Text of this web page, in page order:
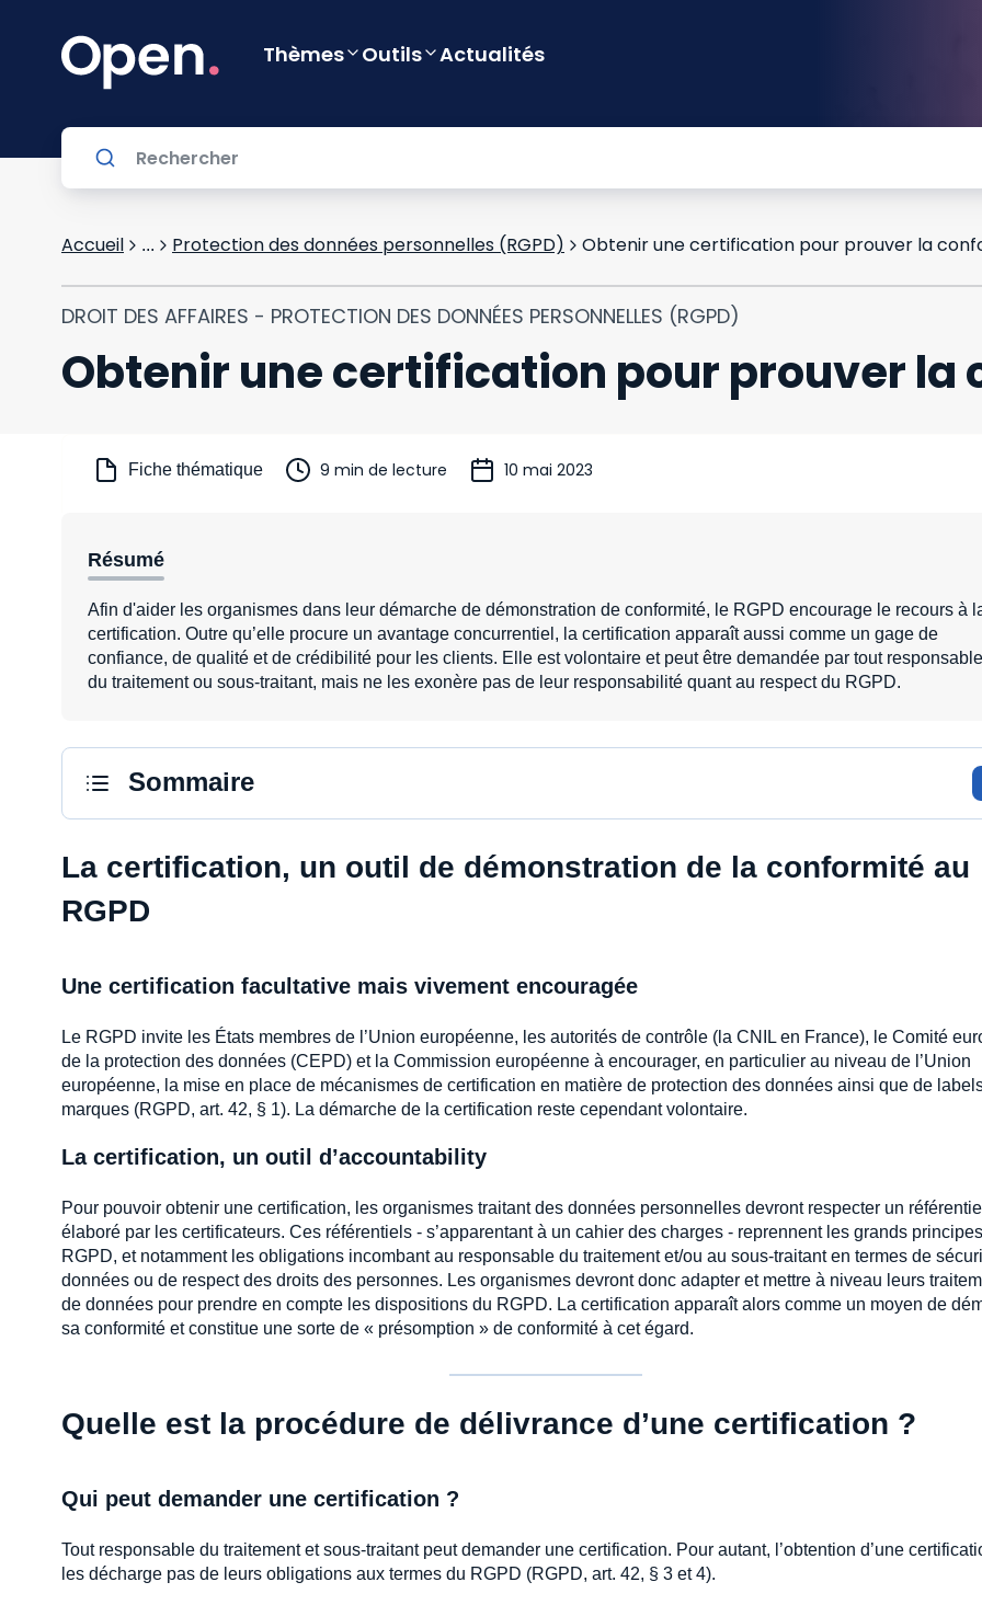
Thèmes Outils Actualités
Accueil ... Protection des données personnelles (RGPD) Obtenir une certification pour prouver la
DROIT DES AFFAIRES - PROTECTION DES DONNÉES PERSONNELLES (RGPD)
Obtenir une certification pour prouver la
Fiche thématique 9 min de lecture 10 mai 2023
Résumé
Afin d'aider les organismes dans leur démarche de démonstration de conformité, le RGPD encourage le recours à
certification. Outre qu’elle procure un avantage concurrentiel, la certification apparaît aussi comme un gage de
confiance, de qualité et de crédibilité pour les clients. Elle est volontaire et peut être demandée par tout responsable
du traitement ou sous-traitant, mais ne les exonère pas de leur responsabilité quant au respect du RGPD.
Sommaire
La certification, un outil de démonstration de la conformité au
RGPD
Une certification facultative mais vivement encouragée
Le RGPD invite les États membres de l’Union européenne, les autorités de contrôle (la CNIL en France), le Comité
de la protection des données (CEPD) et la Commission européenne à encourager, en particulier au niveau de l’Union
européenne, la mise en place de mécanismes de certification en matière de protection des données ainsi que de
marques (RGPD, art. 42, § 1). La démarche de la certification reste cependant volontaire.
La certification, un outil d’accountability
Pour pouvoir obtenir une certification, les organismes traitant des données personnelles devront respecter un référentiel
élaboré par les certificateurs. Ces référentiels - s’apparentant à un cahier des charges - reprennent les grands
RGPD, et notamment les obligations incombant au responsable du traitement et/ou au sous-traitant en termes de
données ou de respect des droits des personnes. Les organismes devront donc adapter et mettre à niveau leurs
de données pour prendre en compte les dispositions du RGPD. La certification apparaît alors comme un moyen de
sa conformité et constitue une sorte de « présomption » de conformité à cet égard.
Quelle est la procédure de délivrance d’une certification ?
Qui peut demander une certification ?
Tout responsable du traitement et sous-traitant peut demander une certification. Pour autant, l’obtention d’une
les décharge pas de leurs obligations aux termes du RGPD (RGPD, art. 42, § 3 et 4).